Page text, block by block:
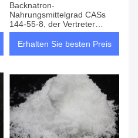
Backnatron-
Nahrungsmittelgrad CASs
144-55-8, der Vertreter
Powder Sodium Bicarbonate
säuert
Erhalten Sie besten Preis